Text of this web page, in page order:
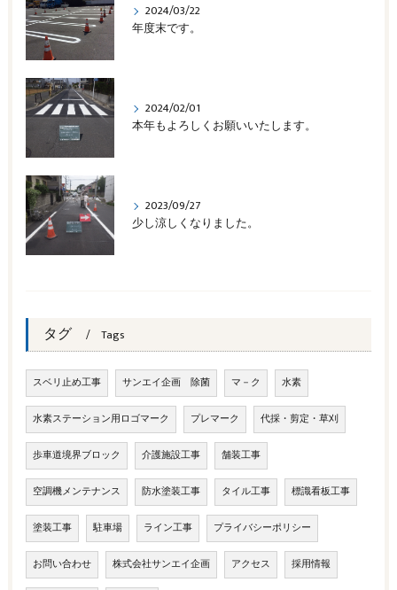
2024/03/22
年度末です。
2024/02/01
本年もよろしくお願いいたします。
2023/09/27
少し涼しくなりました。
タグ Tags
スベリ止め工事 サンエイ企画 除菌 マ－ク 水素
水素ステーション用ロゴマーク プレマーク 代採・剪定・草刈
歩車道境界ブロック 介護施設工事 舗装工事
空調機メンテナンス 防水塗装工事 タイル工事 標識看板工事
塗装工事 駐車場 ライン工事 プライバシーポリシー
お問い合わせ 株式会社サンエイ企画 アクセス 採用情報